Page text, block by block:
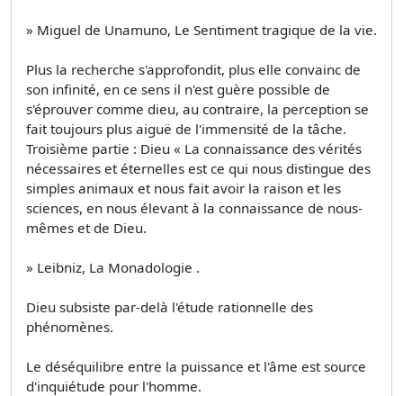
» Miguel de Unamuno, Le Sentiment tragique de la vie.
Plus la recherche s'approfondit, plus elle convainc de
son infinité, en ce sens il n'est guère possible de
s'éprouver comme dieu, au contraire, la perception se
fait toujours plus aiguë de l'immensité de la tâche.
Troisième partie : Dieu « La connaissance des vérités
nécessaires et éternelles est ce qui nous distingue des
simples animaux et nous fait avoir la raison et les
sciences, en nous élevant à la connaissance de nous-
mêmes et de Dieu.
» Leibniz, La Monadologie .
Dieu subsiste par-delà l'étude rationnelle des
phénomènes.
Le déséquilibre entre la puissance et l'âme est source
d'inquiétude pour l'homme.